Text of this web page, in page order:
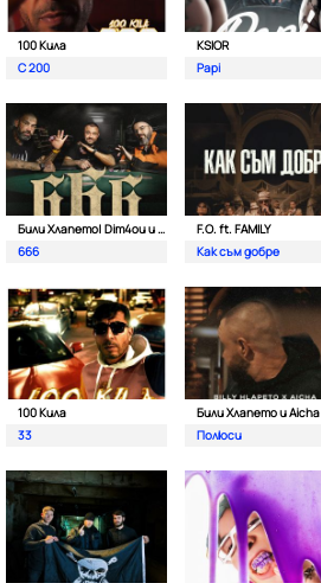
100 Кила
С 200
KSIOR
Papi
Били Хлапето| Dim4ou и Garjoka
666
F.O. ft. FAMILY
Как съм добре
100 Кила
33
Били Хлапето и Aicha
Полюси